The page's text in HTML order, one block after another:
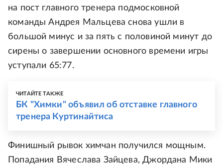
на пост главного тренера подмосковной
команды Андрея Мальцева снова ушли в
большой минус и за пять с половиной минут до
сирены о завершении основного времени игры
уступали 65:77.
ЧИТАЙТЕ ТАКЖЕ
БК "Химки" объявил об отставке главного
тренера Куртинайтиса
Финишный рывок химчан получился мощным.
Попадания Вячеслава Зайцева, Джордана Мики